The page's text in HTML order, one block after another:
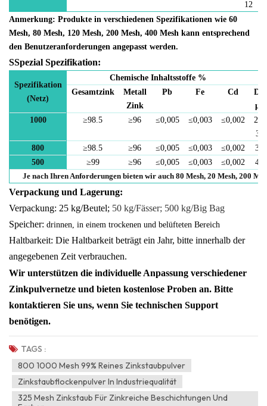
12
Anmerkung: Produkte in verschiedenen Spezifikationen wie 60
Mesh, 80 Mesh, 120 Mesh, 200 Mesh, 400 Mesh kann entsprechend
den Benutzeranforderungen angepasst werden.
SSpezial Spezifikation:
Spezifikation
(Netz)
Chemische Inhaltsstoffe %
Gesamtzink
Metall
Zink
Pb Fe Cd
μm
1000
≥98 .5 ≥96 ≤0,005 ≤0,003 ≤0,002
2,0-
3,5
800
≥98 .5 ≥96 ≤0,005 ≤0,003 ≤0,002
3-5
500
≥99 ≥96 ≤0,005 ≤0,003 ≤0,002
4-7
Je nach Ihren Anforderungen bieten wir auch 80 Mesh, 20 Mesh, 200
Verpackung und Lagerung:
Verpackung: 25 kg/Beutel; 50 kg/Fässer; 500 kg/Big Bag
Speicher: drinnen, in einem trockenen und belüfteten Bereich
Haltbarkeit: Die Haltbarkeit beträgt ein Jahr, bitte innerhalb der
angegebenen Zeit verbrauchen.
Wir unterstützen die individuelle Anpassung verschiedener
Zinkpulvernetze und bieten kostenlose Proben an. Bitte
kontaktieren Sie uns, wenn Sie technischen Support
benötigen.
TAGS :
800 1000 Mesh 99% Reines Zinkstaubpulver
Zinkstaubflockenpulver In Industriequalität
325 Mesh Zinkstaub Für Zinkreiche Beschichtungen Und